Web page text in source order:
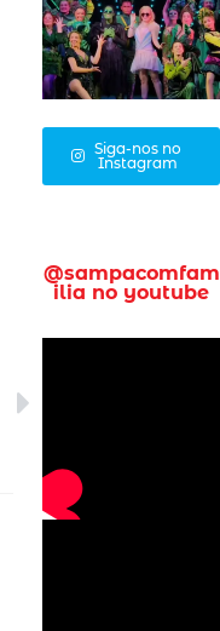
Siga-nos no
Instagram
@sampacomfam
ilia no youtube